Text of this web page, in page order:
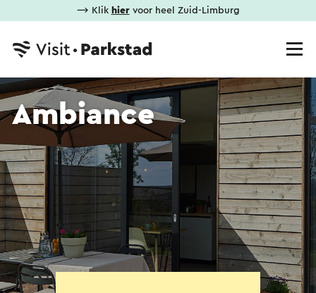
⟶ Klik hiervoor heel Zuid-Limburg
Ambiance